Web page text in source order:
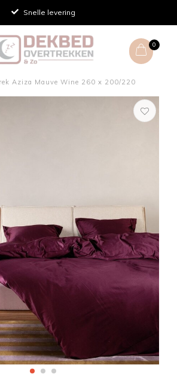
Snelle levering
0
Aziza Mauve Wine 260 x 200/220